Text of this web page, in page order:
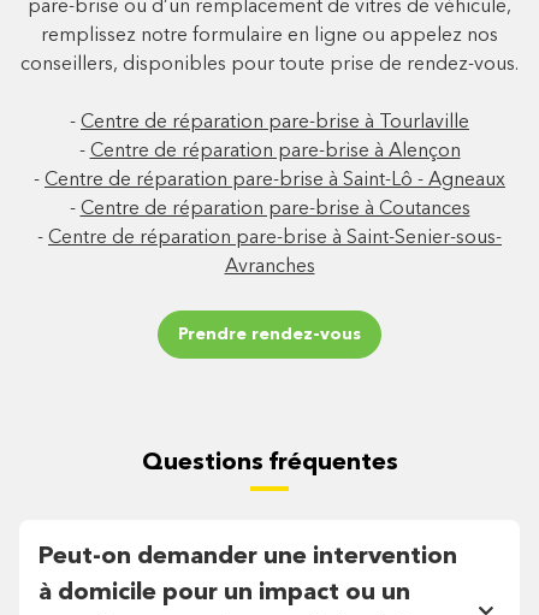
pare-brise ou d’un remplacement de vitres de véhicule,
remplissez notre formulaire en ligne ou appelez nos
conseillers, disponibles pour toute prise de rendez-vous.
- Centre de réparation pare-brise à Tourlaville
- Centre de réparation pare-brise à Alençon
- Centre de réparation pare-brise à Saint-Lô - Agneaux
- Centre de réparation pare-brise à Coutances
- Centre de réparation pare-brise à Saint-Senier-sous-
Avranches
Prendre rendez-vous
Questions fréquentes
Peut-on demander une intervention
à domicile pour un impact ou un